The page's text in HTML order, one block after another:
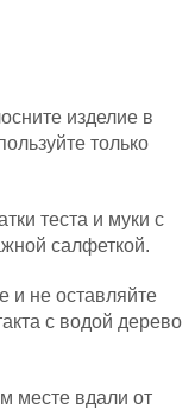
изделие в
только
теста и муки с
салфеткой.
и не оставляйте
с водой дерево
месте вдали от